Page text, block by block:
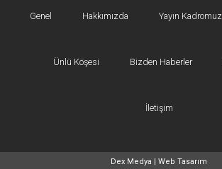
Genel Hakkımızda Yayın Kadromuz
Ünlü Köşesi Bizden Haberler
İletişim
Dex Medya | Web Tasarım